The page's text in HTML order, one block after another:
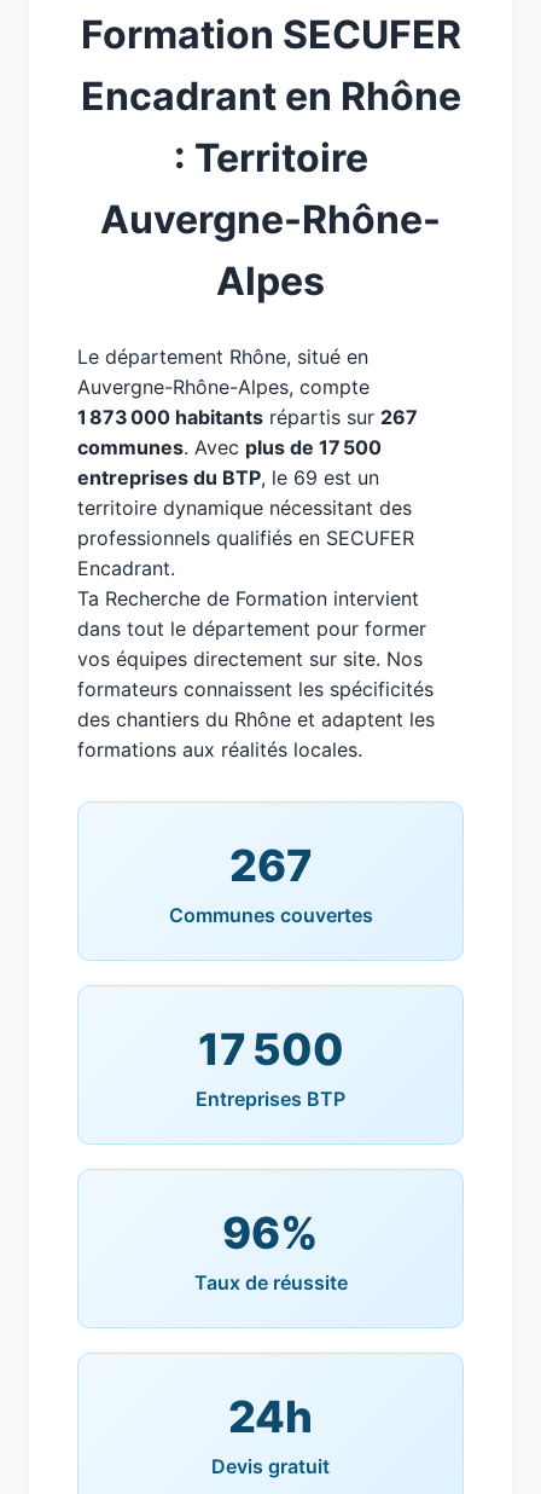
Formation SECUFER
Encadrant en Rhône
: Territoire
Auvergne-Rhône-
Alpes
Le département Rhône, situé en
Auvergne-Rhône-Alpes, compte
1 873 000 habitants répartis sur 267
communes. Avec plus de 17 500
entreprises du BTP, le 69 est un
territoire dynamique nécessitant des
professionnels qualifiés en SECUFER
Encadrant.
Ta Recherche de Formation intervient
dans tout le département pour former
vos équipes directement sur site. Nos
formateurs connaissent les spécificités
des chantiers du Rhône et adaptent les
formations aux réalités locales.
267
Communes couvertes
17 500
Entreprises BTP
96%
Taux de réussite
24h
Devis gratuit